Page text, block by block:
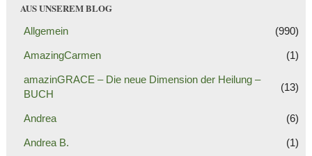
AUS UNSEREM BLOG
Allgemein (990)
AmazingCarmen (1)
amazinGRACE – Die neue Dimension der Heilung –
BUCH
(13)
Andrea (6)
Andrea B. (1)